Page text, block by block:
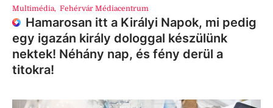
Multimédia, Fehérvár Médiacentrum
Hamarosan itt a Királyi Napok, mi pedig
egy igazán király dologgal készülünk
nektek! Néhány nap, és fény derül a
titokra!